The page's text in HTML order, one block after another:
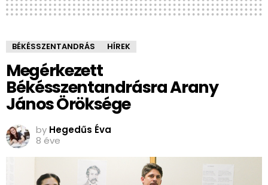
BÉKÉSSZENTANDRÁS HÍREK
Megérkezett
Békésszentandrásra Arany
János Öröksége
by Hegedűs Éva
8 éve